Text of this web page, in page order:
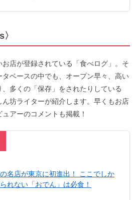
店が登録されている「食べログ」。そ
タベースの中でも、オープン早々、高い
多くの「保存」をされたりしている
ん坊ライターが紹介します。早くもお店
アーのコメントも掲載！
名店が東京に初進出！ ここでしか
れない「おでん」は必食！